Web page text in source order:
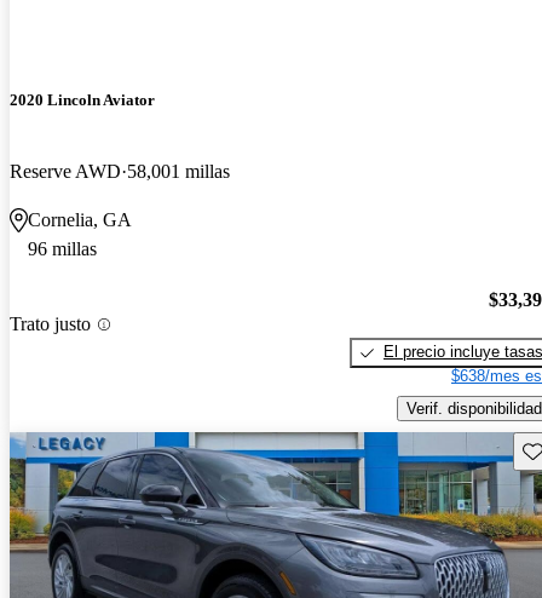
2020 Lincoln Aviator
Reserve AWD 58,001 millas
Cornelia, GA
96 millas
Trato justo
El precio incluye tasas
$638/mes
Verif. disponibilidad